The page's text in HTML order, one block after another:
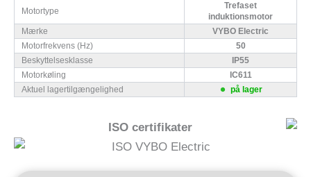
Motortype
Trefaset
induktionsmotor
Mærke
VYBO Electric
Motorfrekvens (Hz)
50
Beskyttelsesklasse
IP55
Motorkøling
IC611
Aktuel lagertilgængelighed
på lager
ISO certifikater